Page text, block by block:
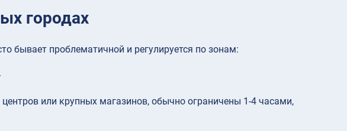
городах
бывает проблематичной и регулируется по зонам:
центров или крупных магазинов, обычно ограничены 1-4 часами,